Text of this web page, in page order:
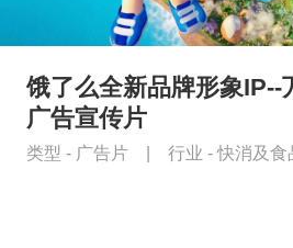
饿了么全新品牌形象IP--
广告宣传片
类型 - 广告片 行业 -快消及食